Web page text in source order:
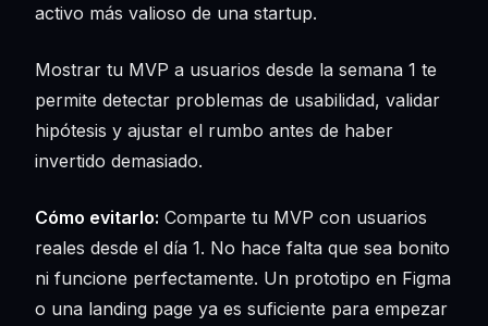
activo más valioso de una startup.
Mostrar tu MVP a usuarios desde la semana 1 te
permite detectar problemas de usabilidad, validar
hipótesis y ajustar el rumbo antes de haber
invertido demasiado.
Cómo evitarlo: Comparte tu MVP con usuarios
reales desde el día 1. No hace falta que sea bonito
ni funcione perfectamente. Un prototipo en Figma
o una landing page ya es suficiente para empezar